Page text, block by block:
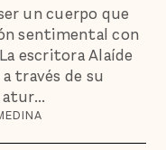
un cuerpo que
sentimental con
escritora Alaíde
través de su